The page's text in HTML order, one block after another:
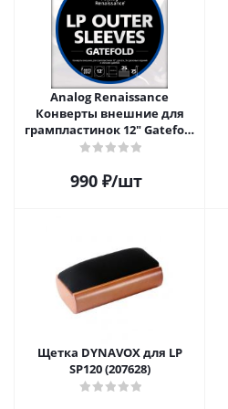
Analog Renaissance
Конверты внешние для
грампластинок 12" Gatefold
(25 шт)
990 ₽/шт
Щетка DYNAVOX для LP
SP120 (207628)